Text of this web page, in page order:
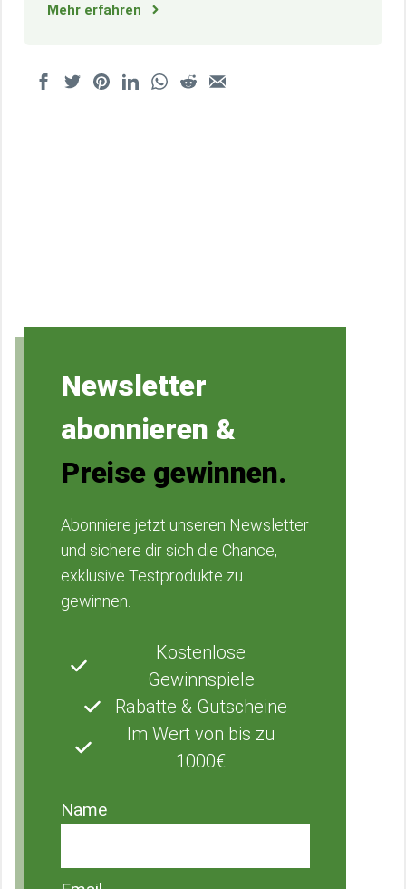
Mehr erfahren
Newsletter
abonnieren &
Preise gewinnen.
Abonniere jetzt unseren Newsletter
und sichere dir sich die Chance,
exklusive Testprodukte zu
gewinnen.
Kostenlose
Gewinnspiele
Rabatte & Gutscheine
Im Wert von bis zu
1000€
Name